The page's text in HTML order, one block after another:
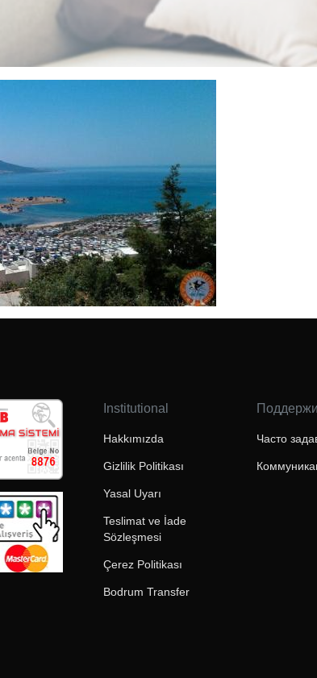
Institutional
Hakkımızda
Gizlilik Politikası
Yasal Uyarı
Teslimat ve İade
Sözleşmesi
Çerez Politikası
Bodrum Transfer
Часто